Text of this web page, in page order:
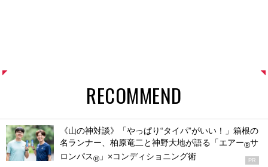
RECOMMEND
《山の神対談》「やっぱり“タイパ”がいい！」箱根の
名ランナー、柏原竜二と神野大地が語る「エアー®サ
ロンパス® 」×コンディショニング術 PR